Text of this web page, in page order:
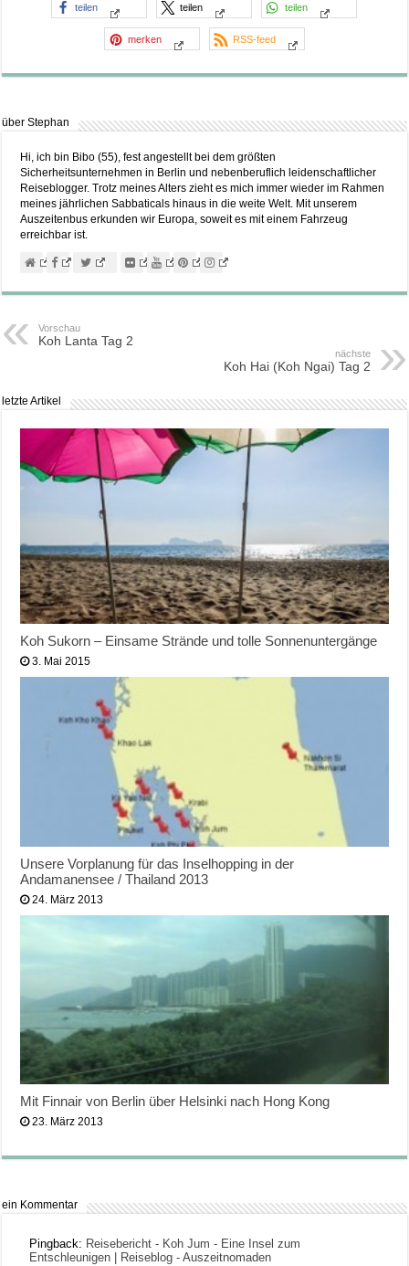
teilen teilen teilen
merken RSS-feed
über Stephan
Hi, ich bin Bibo (55), fest angestellt bei dem größten
Sicherheitsunternehmen in Berlin und nebenberuflich leidenschaftlicher
Reiseblogger. Trotz meines Alters zieht es mich immer wieder im Rahmen
meines jährlichen Sabbaticals hinaus in die weite Welt. Mit unserem
Auszeitenbus erkunden wir Europa, soweit es mit einem Fahrzeug
erreichbar ist.
Vorschau
Koh Lanta Tag 2
nächste
Koh Hai (Koh Ngai) Tag 2
letzte Artikel
Koh Sukorn – Einsame Strände und tolle Sonnenuntergänge
3. Mai 2015
Unsere Vorplanung für das Inselhopping in der
Andamanensee / Thailand 2013
24. März 2013
Mit Finnair von Berlin über Helsinki nach Hong Kong
23. März 2013
ein Kommentar
Pingback: Reisebericht - Koh Jum - Eine Insel zum
Entschleunigen | Reiseblog - Auszeitnomaden